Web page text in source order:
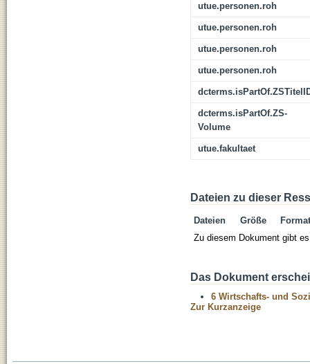
utue.personen.roh
utue.personen.roh
utue.personen.roh
utue.personen.roh
dcterms.isPartOf.ZS-
Volume
utue.fakultaet
Dateien zu dieser
Dateien Größe
Format
Zu diesem Dokument gibt
Das Dokument
6 Wirtschafts- und
Zur Kurzanzeige